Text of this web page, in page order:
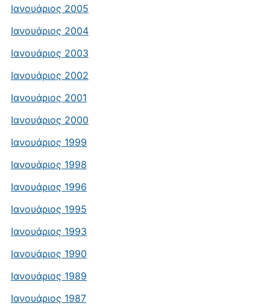
Ιανουάριος 2005
Ιανουάριος 2004
Ιανουάριος 2003
Ιανουάριος 2002
Ιανουάριος 2001
Ιανουάριος 2000
Ιανουάριος 1999
Ιανουάριος 1998
Ιανουάριος 1996
Ιανουάριος 1995
Ιανουάριος 1993
Ιανουάριος 1990
Ιανουάριος 1989
Ιανουάριος 1987